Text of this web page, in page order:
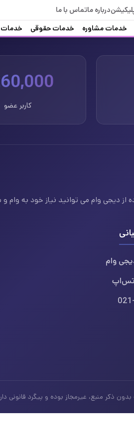
درباره ماتماس با ما
خدمات مشاوره خدمات حقوقی خدمات
کاربر عضو
دیجی وام می توانید نیاز خود به وام و
وام